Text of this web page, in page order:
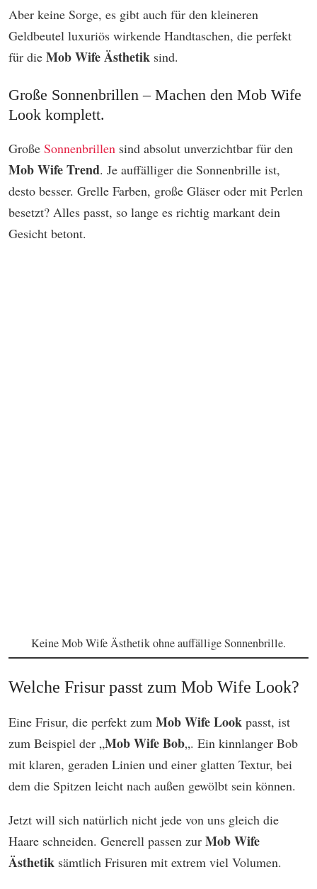
Aber keine Sorge, es gibt auch für den kleineren
Geldbeutel luxuriös wirkende Handtaschen, die perfekt
für die Mob Wife Ästhetik sind.
Große Sonnenbrillen – Machen den Mob Wife
Look komplett.
Große Sonnenbrillen sind absolut unverzichtbar für den
Mob Wife Trend. Je auffälliger die Sonnenbrille ist,
desto besser. Grelle Farben, große Gläser oder mit Perlen
besetzt? Alles passt, so lange es richtig markant dein
Gesicht betont.
Keine Mob Wife Ästhetik ohne auffällige Sonnenbrille.
Welche Frisur passt zum Mob Wife Look?
Eine Frisur, die perfekt zum Mob Wife Look passt, ist
zum Beispiel der „Mob Wife Bob„. Ein kinnlanger Bob
mit klaren, geraden Linien und einer glatten Textur, bei
dem die Spitzen leicht nach außen gewölbt sein können.
Jetzt will sich natürlich nicht jede von uns gleich die
Haare schneiden. Generell passen zur Mob Wife
Ästhetik sämtlich Frisuren mit extrem viel Volumen.